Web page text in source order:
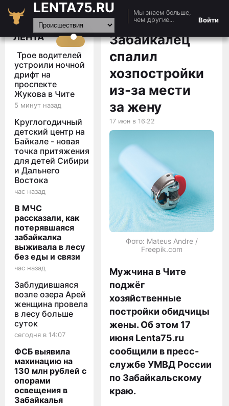
LENTA75.RU
Мы знаем больше,
чем другие...
Войти
Главная
Новости
Видео
Статьи
ЛЕНТА
Трое водителей
устроили ночной
дрифт на
проспекте
Жукова в Чите
5 минут назад
Круглогодичный
детский центр на
Байкале - новая
точка притяжения
для детей Сибири
и Дальнего
Востока
час назад
В МЧС
рассказали, как
потерявшаяся
забайкалка
выживала в лесу
без еды и связи
час назад
Заблудившаяся
возле озера Арей
женщина провела
в лесу больше
суток
сегодня в 14:07
ФСБ выявила
махинацию на
130 млн рублей с
опорами
освещения в
Забайкалья
Забайкалец
спалил
хозпостройки
из-за мести
за жену
17 июн в 16:22
Фото: Mateus Andre /
Freepik.com
Мужчина в Чите
поджёг
хозяйственные
постройки обидчицы
жены. Об этом 17
июня Lenta75.ru
сообщили в пресс-
службе УМВД России
по Забайкальскому
краю.